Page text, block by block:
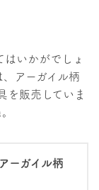
はいかがでしょ
アーガイル柄
を販売していま
ーガイル柄